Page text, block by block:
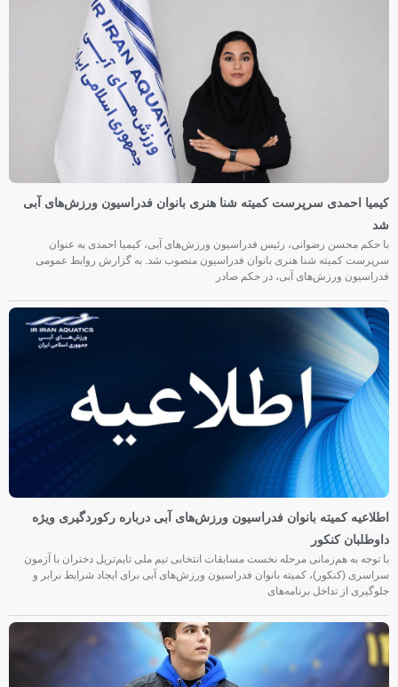
کیمیا احمدی سرپرست کمیته شنا هنری بانوان فدراسیون ورزش‌های آبی
شد
با حکم محسن رضوانی، رئیس فدراسیون ورزش‌های آبی، کیمیا احمدی به عنوان
سرپرست کمیته شنا هنری بانوان فدراسیون منصوب شد. به گزارش روابط عمومی
فدراسیون ورزش‌های آبی، در حکم صادر
اطلاعیه کمیته بانوان فدراسیون ورزش‌های آبی درباره رکوردگیری ویژه
داوطلبان کنکور
با توجه به هم‌زمانی مرحله نخست مسابقات انتخابی تیم ملی تایم‌تریل دختران با آزمون
سراسری (کنکور)، کمیته بانوان فدراسیون ورزش‌های آبی برای ایجاد شرایط برابر و
جلوگیری از تداخل برنامه‌های